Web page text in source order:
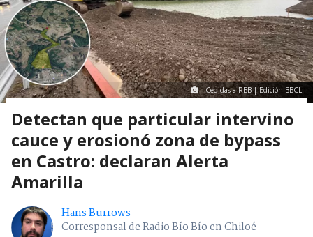
Cedidas a RBB | Edición BBCL
Detectan que particular intervino
cauce y erosionó zona de bypass
en Castro: declaran Alerta
Amarilla
Hans Burrows
Corresponsal de Radio Bío Bío en Chiloé